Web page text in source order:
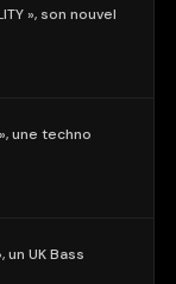
», son nouvel
une techno
un UK Bass